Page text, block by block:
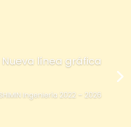
Nueva línea gráfica
SHIMIN Ingeniería 2022 – 2026